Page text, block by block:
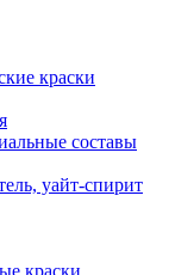
краски
составы
уайт-спирит
краски